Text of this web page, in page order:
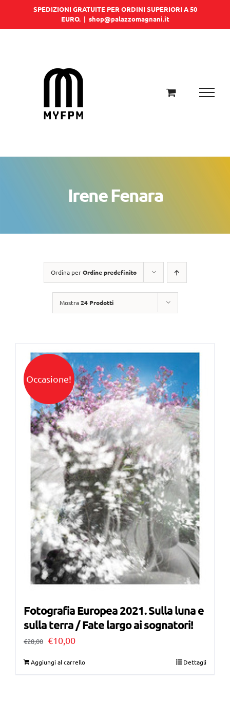
SPEDIZIONI GRATUITE PER ORDINI SUPERIORI A 50
EURO. | shop@palazzomagnani.it
Irene Fenara
Ordina perOrdine predefinito
Mostra24 Prodotti
Occasione!
Fotografia Europea 2021. Sulla luna e
sulla terra / Fate largo ai sognatori!
€28,00 Il
€10,00Il
Aggiungi al carrello Dettagli